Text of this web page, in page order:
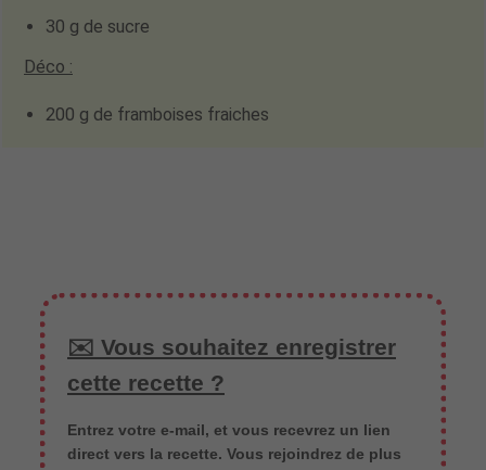
30 g de sucre
Déco :
200 g de framboises fraiches
✉️ Vous souhaitez enregistrer
cette recette ?
Entrez votre e-mail, et vous recevrez un lien
direct vers la recette. Vous rejoindrez de plus